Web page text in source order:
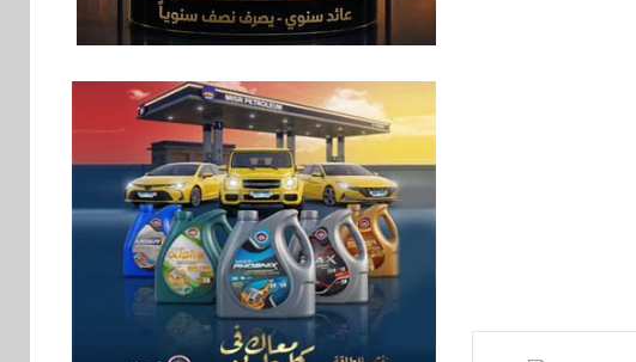
بنوك
جاهزية المشروعات
الصغيرة والمتوسطة
للنمو والتوسع
9
اخبار
فيكسد مصر و”حلول”
تتشاركان في تطوير
أول منصة للسياحة
الصحية في مصر
والشرق الأوسط
وأفريقيا Tour4Cure